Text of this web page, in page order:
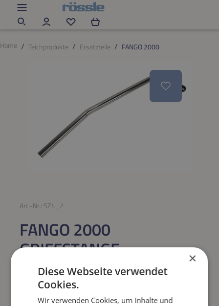
Zum Hauptinhalt springen
Du hast 0 Produkte auf dem Merkzettel
Home
Teichprodukte Ersatzteile FANGO 2000
Art.-Nr.: SZ4_2
FANGO 2000
GRIFFSTANGE
Regulärer Preis:
36,21 €
Preise inkl. MwSt. zzgl. Versandkosten
×
Diese Webseite verwendet
Cookies.
Wir verwenden Cookies, um Inhalte und